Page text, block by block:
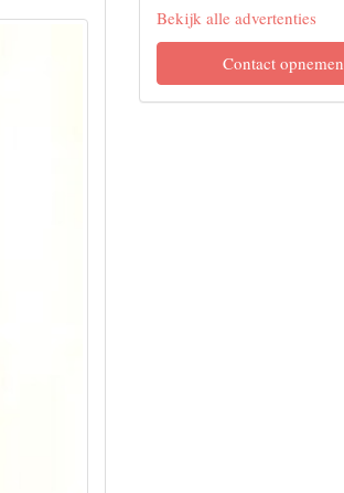
Bekijk alle advertenties
Contact opnemen